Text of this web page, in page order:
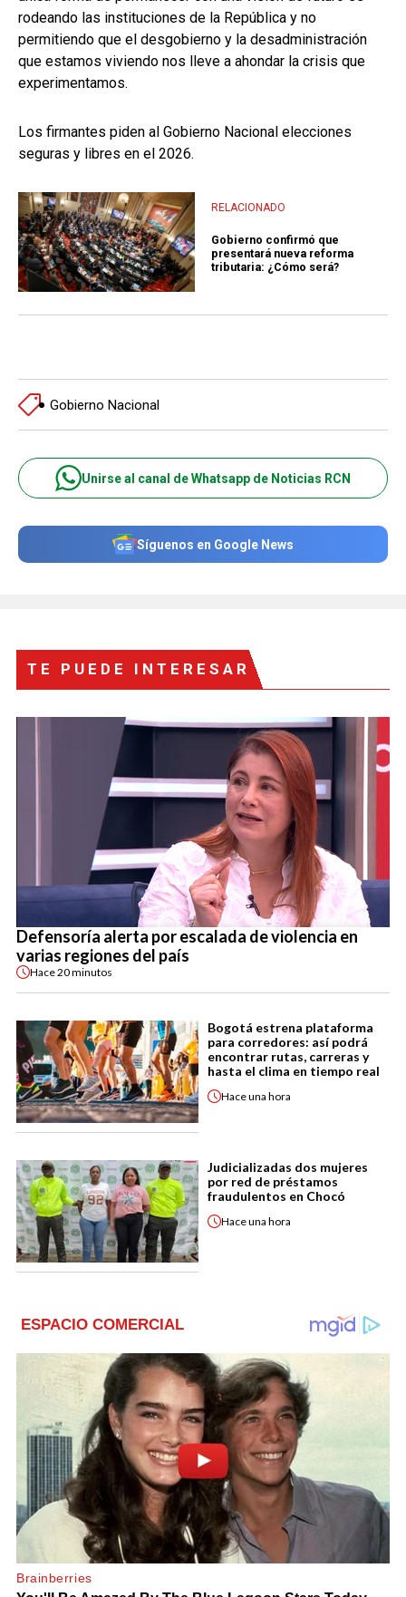
rodeando las instituciones de la República y no
permitiendo que el desgobierno y la desadministración
que estamos viviendo nos lleve a ahondar la crisis que
experimentamos.
Los firmantes piden al Gobierno Nacional elecciones
seguras y libres en el 2026.
RELACIONADO
Gobierno confirmó que
presentará nueva reforma
tributaria: ¿Cómo será?
Gobierno Nacional
Unirse al canal de Whatsapp de Noticias RCN
Síguenos en Google News
TE PUEDE INTERESAR
Defensoría alerta por escalada de violencia en
varias regiones del país
Hace20 minutos
Bogotá estrena plataforma
para corredores: así podrá
encontrar rutas, carreras y
hasta el clima en tiempo real
Haceuna hora
Judicializadas dos mujeres
por red de préstamos
fraudulentos en Chocó
Haceuna hora